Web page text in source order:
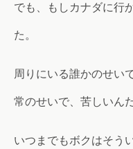
でも、もしカナダに行
た。
周りにいる誰かのせい
常のせいで、苦しいんだ
いつまでもボクはそう